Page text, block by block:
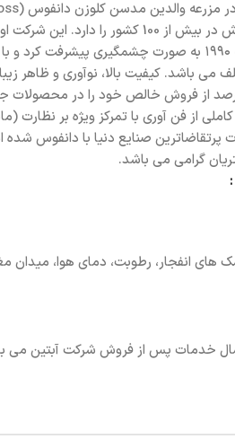
ایالت متحده امریکا و آلمان تاسیس کرد. شرکت
می باشد. کیفیت بالا، نوآوری و
از فن آوری با تمرکز ویژه بر نظارت
پرتقاضاترین صنایع دنیا با دانفوس
گرامی می باشد.
:
های انفجار، رطوبت، دمای هوا، میدان